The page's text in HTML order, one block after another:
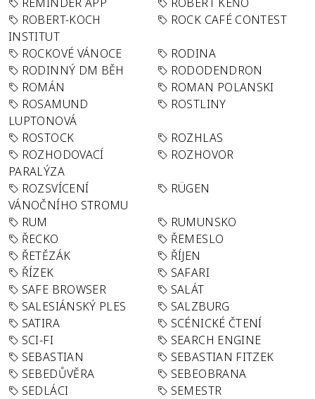
ROBERT-KOCH
INSTITUT
ROCK CAFÉ CONTEST
ROCKOVÉ VÁNOCE
RODINA
RODINNÝ DM BĚH
RODODENDRON
ROMÁN
ROMAN POLANSKI
ROSAMUND
LUPTONOVÁ
ROSTLINY
ROSTOCK
ROZHLAS
ROZHODOVACÍ
PARALÝZA
ROZHOVOR
ROZSVÍCENÍ
VÁNOČNÍHO STROMU
RÜGEN
RUM
RUMUNSKO
ŘECKO
ŘEMESLO
ŘETĚZÁK
ŘÍJEN
ŘÍZEK
SAFARI
SAFE BROWSER
SALÁT
SALESIÁNSKÝ PLES
SALZBURG
SATIRA
SCÉNICKÉ ČTENÍ
SCI-FI
SEARCH ENGINE
SEBASTIAN
SEBASTIAN FITZEK
SEBEDŮVĚRA
SEBEOBRANA
SEDLÁCI
SEMESTR